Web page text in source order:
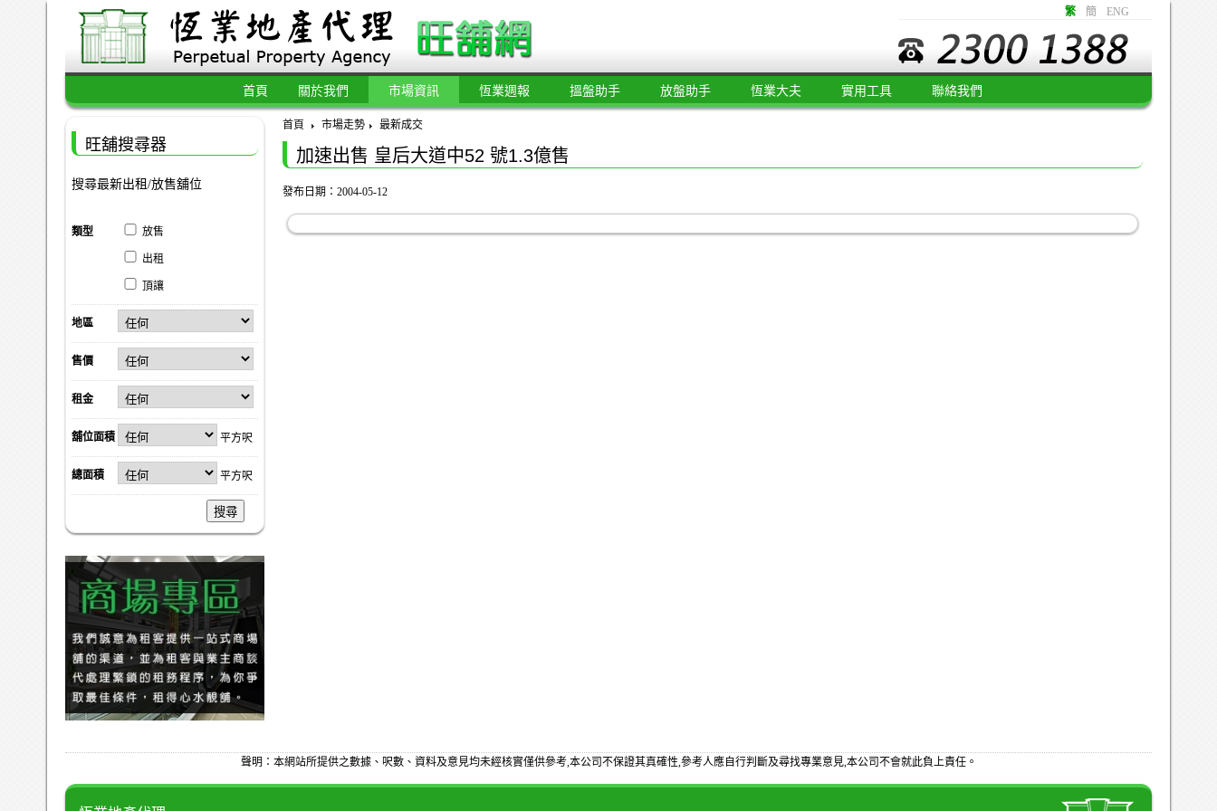
繁 簡 ENG
首頁 關於我們 市場資訊 恆業週報 搵盤助手 放盤助手 恆業大夫 實用工具 聯絡我們
首頁 市場走勢 最新成交
加速出售 皇后大道中52 號1.3億售
發布日期：2004-05-12
旺舖搜尋器
搜尋最新出租/放售舖位
類型 放售
出租
頂讓
地區
售價
租金
舖位面積 平方呎
總面積 平方呎
搜尋
聲明：本網站所提供之數據、呎數、資料及意見均未經核實僅供參考,本公司不保證其真確性,參考人應自行判斷及尋找專業意見,本公司不會就此負上責任。